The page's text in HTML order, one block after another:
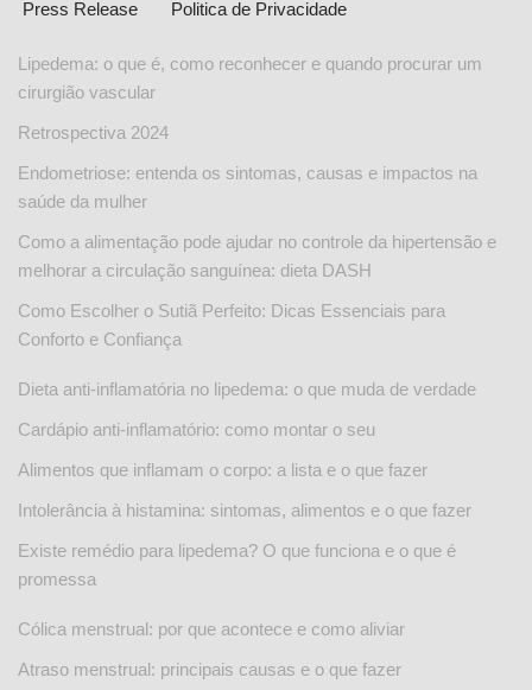
Press Release Politica de Privacidade
Lipedema: o que é, como reconhecer e quando procurar um
cirurgião vascular
Retrospectiva 2024
Endometriose: entenda os sintomas, causas e impactos na
saúde da mulher
Como a alimentação pode ajudar no controle da hipertensão e
melhorar a circulação sanguínea: dieta DASH
Como Escolher o Sutiã Perfeito: Dicas Essenciais para
Conforto e Confiança
Dieta anti-inflamatória no lipedema: o que muda de verdade
Cardápio anti-inflamatório: como montar o seu
Alimentos que inflamam o corpo: a lista e o que fazer
Intolerância à histamina: sintomas, alimentos e o que fazer
Existe remédio para lipedema? O que funciona e o que é
promessa
Cólica menstrual: por que acontece e como aliviar
Atraso menstrual: principais causas e o que fazer